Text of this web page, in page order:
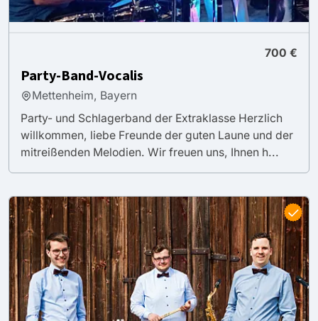
700 €
Party-Band-Vocalis
Mettenheim, Bayern
Party- und Schlagerband der Extraklasse Herzlich
willkommen, liebe Freunde der guten Laune und der
mitreißenden Melodien. Wir freuen uns, Ihnen h...